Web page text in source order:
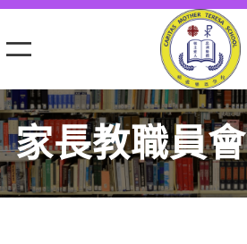
家長教職員會